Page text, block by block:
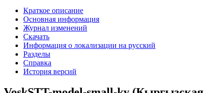
Краткое описание
Основная информация
Журнал изменений
Скачать
Информация о локализации на русский
Разделы
Справка
История версий